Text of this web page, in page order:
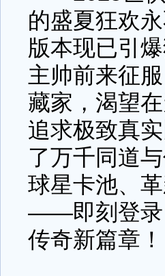
的盛夏狂欢
版本现已引
主帅前来征
藏家，渴望
追求极致真
了万千同道
球星卡池、
——即刻登录
传奇新篇章！